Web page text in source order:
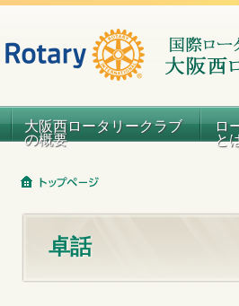
大阪西ロータリークラブ
の概要
ロ
と
卓話